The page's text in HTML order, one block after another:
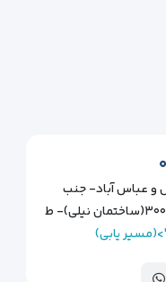
عباس آباد- جنب
پمپ بنزین- نبش کوچه خشنودی- پ ۳۰۰(ساختمان نیلی)- ط
یابی)